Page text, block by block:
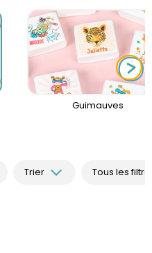
Guimauves
Trier Tous les